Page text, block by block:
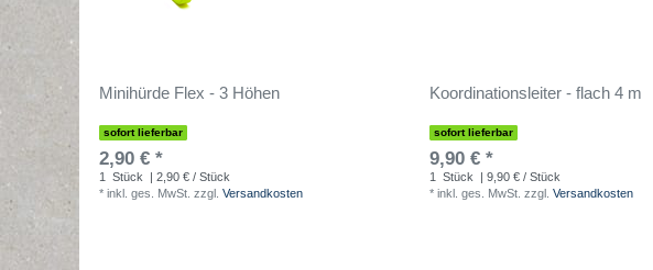
Minihürde Flex - 3 Höhen
sofort lieferbar
2,90 € *
1 Stück
| 2,90 € / Stück
* inkl. ges. MwSt. zzgl. Versandkosten
Koordinationsleiter - flach 4 m
sofort lieferbar
9,90 € *
1 Stück
| 9,90 € / Stück
* inkl. ges. MwSt. zzgl. Versandkosten